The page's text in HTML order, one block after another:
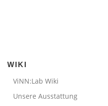
WIKI
ViNN:Lab Wiki
Unsere Ausstattung